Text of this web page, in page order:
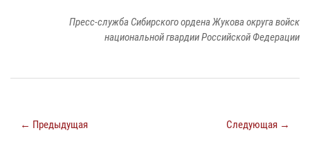
Пресс-служба Сибирского ордена Жукова округа войск
национальной гвардии Российской Федерации
← Предыдущая Следующая →